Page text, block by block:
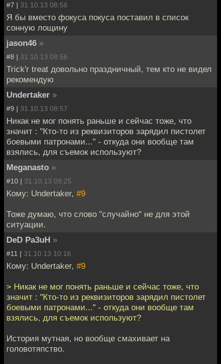
#7 | 31.10.13 08:56
Я бы вместо фокуса покуса поставил в список
сонную лощину
jason46 »
#8 | 31.10.13 08:56
Trick'r treat довольно праздничный, тем кто не видел
рекомендую
Undertaker »
#9 | 31.10.13 08:57
Никак не мог понять раньше и сейчас тоже, что
значит : "Кто-то из реквизиторов зарядил пистолет
боевыми патронами..." - откуда они вообще там
взялись, для съемок используют?
Meganasto »
#10 | 31.10.13 09:25
Кому: Undertaker, #9
Тоже думаю, что слово "случайно" не для этой
ситуации.
DeD Pa3uH »
#11 | 31.10.13 10:16
Кому: Undertaker, #9
> Никак не мог понять раньше и сейчас тоже, что
значит : "Кто-то из реквизиторов зарядил пистолет
боевыми патронами..." - откуда они вообще там
взялись, для съемок используют?
История мутная, но вообще смахивает на
головотяпство.